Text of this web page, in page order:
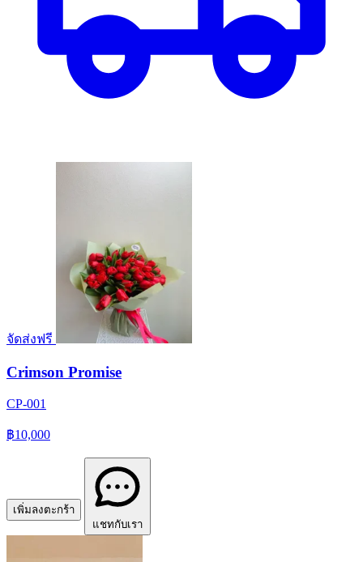
จัดส่งฟรี
Crimson Promise
CP-001
฿10,000
เพิ่มลงตะกร้า
แชทกับเรา